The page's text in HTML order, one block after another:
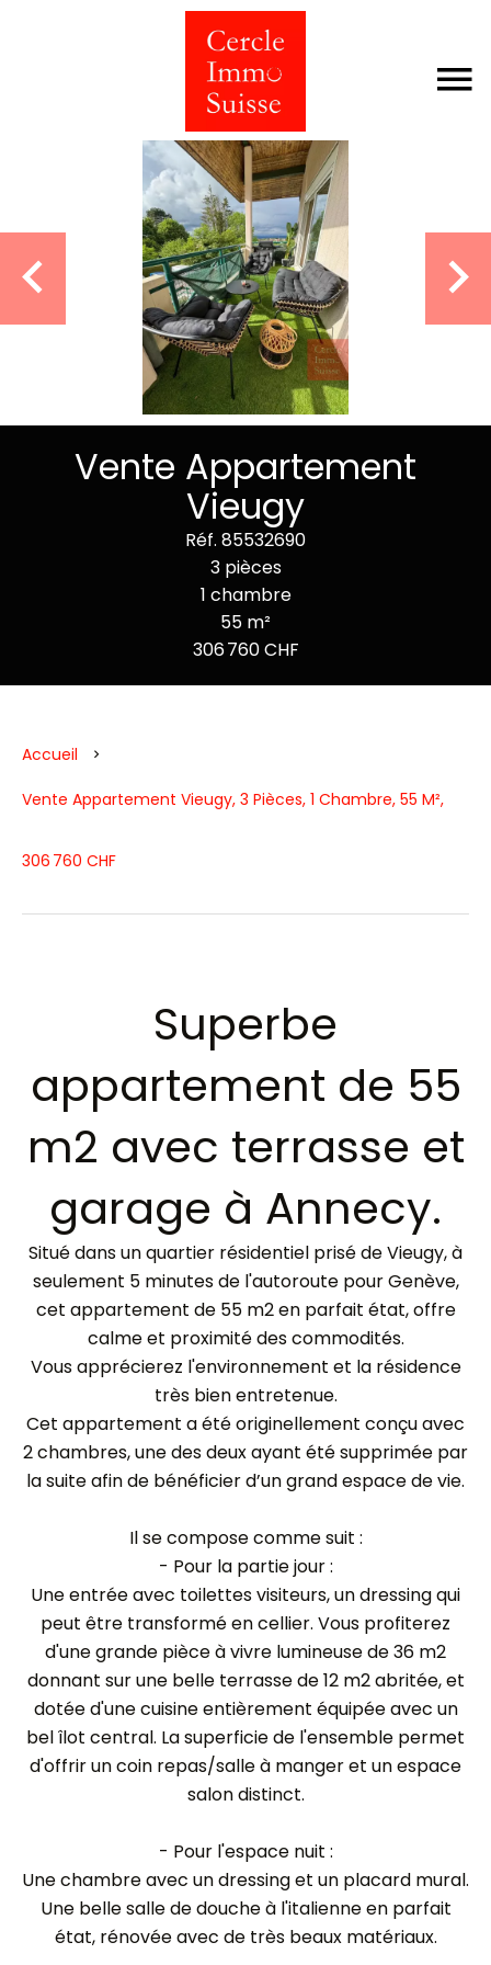
Vente Appartement
Vieugy
Réf. 85532690
3 pièces
1 chambre
55 m²
306 760 CHF
Accueil
Vente Appartement Vieugy, 3 Pièces, 1 Chambre, 55 M²,
306 760 CHF
Superbe
appartement de 55
m2 avec terrasse et
garage à Annecy.
Situé dans un quartier résidentiel prisé de Vieugy, à
seulement 5 minutes de l'autoroute pour Genève,
cet appartement de 55 m2 en parfait état, offre
calme et proximité des commodités.
Vous apprécierez l'environnement et la résidence
très bien entretenue.
Cet appartement a été originellement conçu avec
2 chambres, une des deux ayant été supprimée par
la suite afin de bénéficier d’un grand espace de vie.
Il se compose comme suit :
- Pour la partie jour :
Une entrée avec toilettes visiteurs, un dressing qui
peut être transformé en cellier. Vous profiterez
d'une grande pièce à vivre lumineuse de 36 m2
donnant sur une belle terrasse de 12 m2 abritée, et
dotée d'une cuisine entièrement équipée avec un
bel îlot central. La superficie de l'ensemble permet
d'offrir un coin repas/salle à manger et un espace
salon distinct.
- Pour l'espace nuit :
Une chambre avec un dressing et un placard mural.
Une belle salle de douche à l'italienne en parfait
état, rénovée avec de très beaux matériaux.